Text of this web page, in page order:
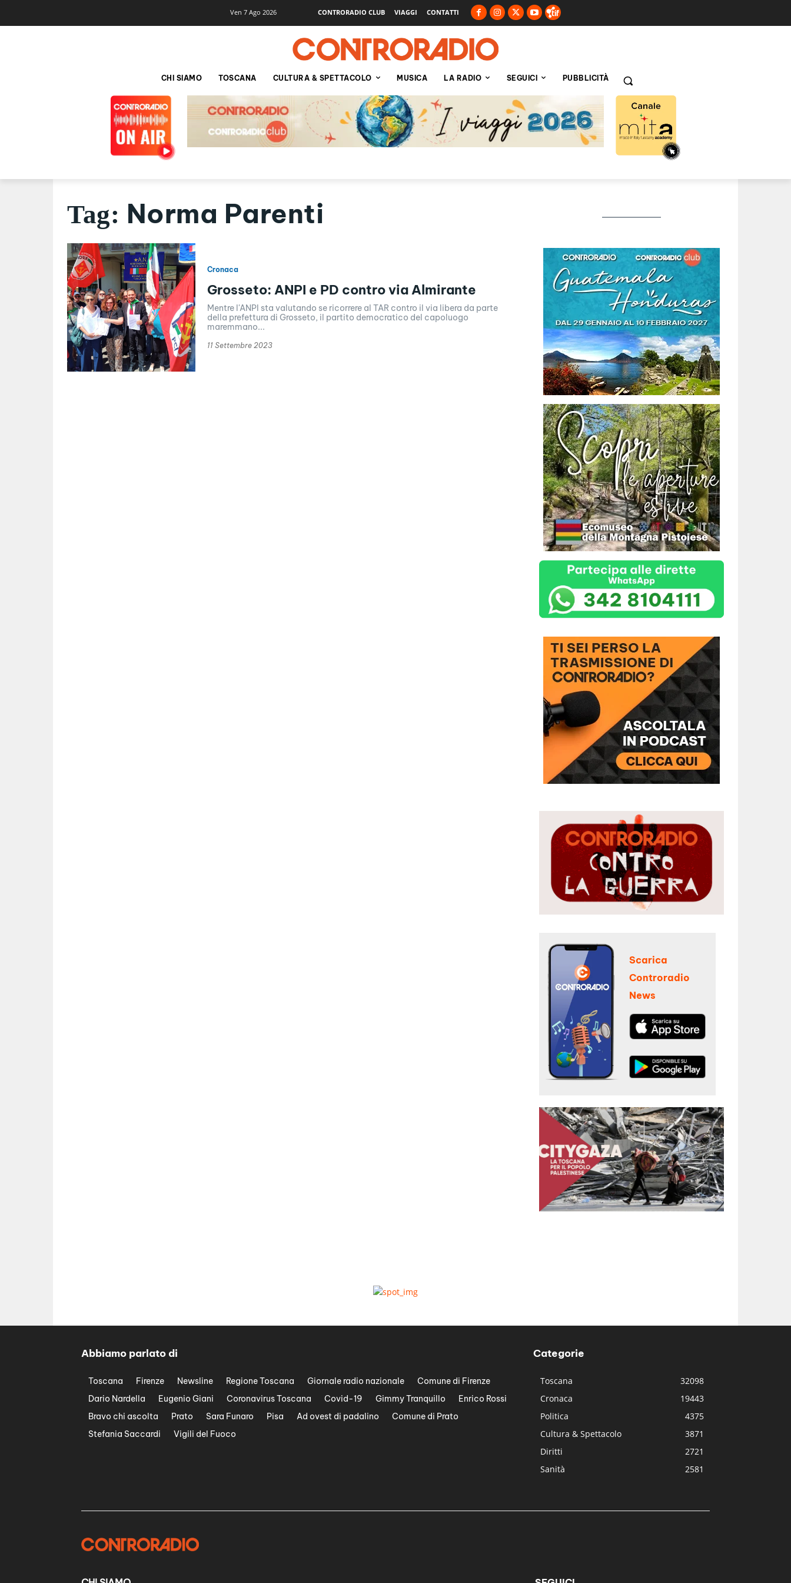
Ven 7 Ago 2026 CONTRORADIO CLUB VIAGGI CONTATTI
CHI SIAMO TOSCANA CULTURA & SPETTACOLO MUSICA LA RADIO SEGUICI PUBBLICITÀ
Tag: Norma Parenti
Cronaca
Grosseto: ANPI e PD contro via Almirante
Mentre l'ANPI sta valutando se ricorrere al TAR contro il via libera da parte
della prefettura di Grosseto, il partito democratico del capoluogo
maremmano...
11 Settembre 2023
Scarica
Controradio
News
Abbiamo parlato di
Toscana Firenze Newsline Regione Toscana Giornale radio nazionale
Comune di Firenze
Dario Nardella
Eugenio Giani Coronavirus Toscana Covid-19 Gimmy Tranquillo
Enrico Rossi
Bravo chi ascolta
Prato Sara Funaro Pisa Ad ovest di padalino
Comune di Prato
Stefania Saccardi
Vigili del Fuoco
Categorie
Toscana
32098
Cronaca
19443
Politica
4375
Cultura & Spettacolo
3871
Diritti
2721
Sanità
2581